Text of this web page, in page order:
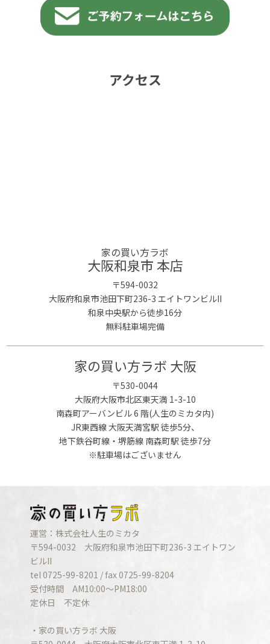
アクセス
家の買い方ラボ
大阪和泉市 本店
〒594-0032
大阪府和泉市池田下町236-3 エイトワンビルII
和泉中央駅から徒歩16分
無料駐車場完備
家の買い方ラボ 大阪
〒530-0044
大阪府大阪市北区東天満 1-3-10
南森町アーバンビル 6 階(人生のミカタ内)
JR東西線 大阪天満宮駅 徒歩5分、
地下鉄谷町線・堺筋線 南森町駅 徒歩7分
※駐車場はございません
運営：株式会社人生のミカタ
〒594-0032 大阪府和泉市池田下町236-3 エイトワン
ビルII
tel 0725-99-8201 / fax 0725-99-8204
受付時間 AM10:00〜PM18:00
定休日 不定休
・家の買い方ラボ 大阪